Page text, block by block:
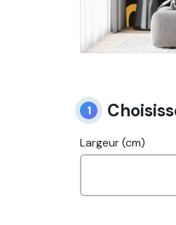
1
Largeur (cm)